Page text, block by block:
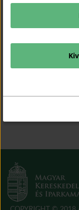
Eredete (helység/
A törökök kiűzése
elnyomottság még
lehetőségét. A XVIII.
uralkodóvá. Német,
keretet készítenek